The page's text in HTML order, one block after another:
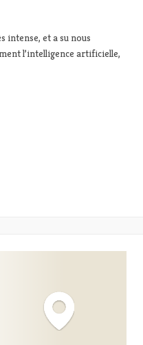
intense, et a su nous
l’intelligence artificielle,